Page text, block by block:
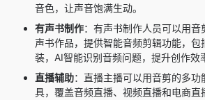
音色，让声音饱满生动。
有声书制作：有声书制作人员可以用
声书作品，提供智能音频剪辑功能，包
装，AI智能识别音频问题，提升创作效
直播辅助：直播主播可以用音剪的多功
具，覆盖音频直播、视频直播和电商直